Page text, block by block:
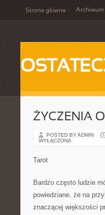
Strona główna Archiwum
ŻYCZENIA
POSTED BY ADMIN
WYŁĄCZONA
Tarot
Bardzo często ludzie
powiedziane, że na
znaczącej większości